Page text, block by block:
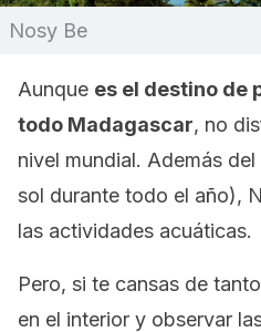
Nosy Be
Aunque es el destino de
todo Madagascar, no
nivel mundial. Además
sol durante todo el año),
las actividades acuáticas.
Pero, si te cansas de
en el interior y observar